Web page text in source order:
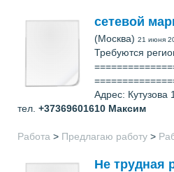
сетевой
(Москва) 21 июня
Требуются
Адрес: Кутузова
тел. +37369601610 Максим
Работа > Предлагаю работу >
Не трудная